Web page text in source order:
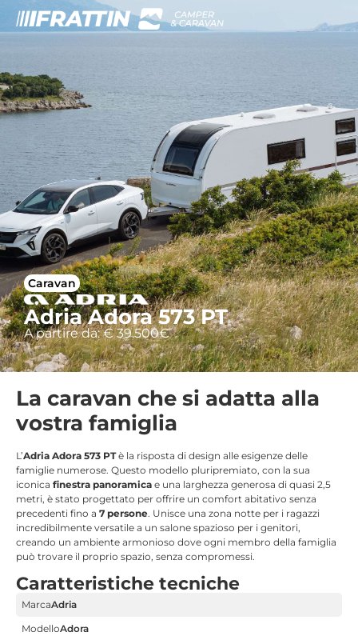
Caravan
Adria Adora 573 PT
A partire da: € 39.500€
La caravan che si adatta alla
vostra famiglia
L’Adria Adora 573 PTè la risposta di design alle esigenze delle
famiglie numerose. Questo modello pluripremiato, con la sua
iconica finestra panoramica e una larghezza generosa di quasi 2,5
metri, è stato progettato per offrire un comfort abitativo senza
precedenti fino a 7 persone. Unisce una zona notte per i ragazzi
incredibilmente versatile a un salone spazioso per i genitori,
creando un ambiente armonioso dove ogni membro della famiglia
può trovare il proprio spazio, senza compromessi.
Caratteristiche tecniche
MarcaAdria
ModelloAdora